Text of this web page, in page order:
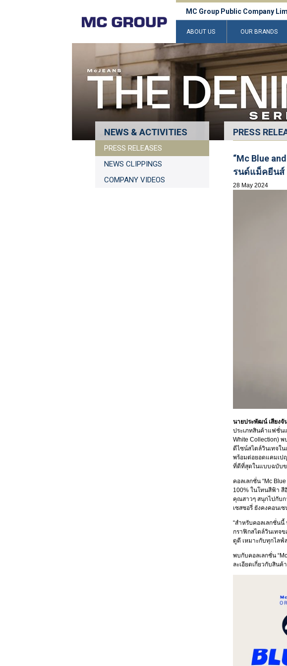
MC Group Public Company
ABOUT US OUR BRANDS
NEWS & ACTIVITIES
PRESS RELEASES
NEWS CLIPPINGS
COMPANY VIDEOS
PRESS
“Mc Blue
รนด์แม็คยีนส์
28 May 2024
นายประพัฒน์ เสียงจั
ประเภทสินค้าแฟชั่นแ
White Collection)
ดีไซน์สไตล์วินเทจใ
พร้อมต่อยอดแคมเป
ที่ดีที่สุดในแบบฉบับ
คอลเลกชั่น “Mc
100% ในโทนสีฟ้า
คุณสาวๆ สนุกไปกับ
เซสซอรี่ ยังคงคอน
“สำหรับคอลเลกชั่น
กราฟิกสไตล์วินเทจ
ดูดี เหมาะกับทุกไลฟ์
พบกับคอลเลกชั่น
ละเอียดเกี่ยวกับสินค้